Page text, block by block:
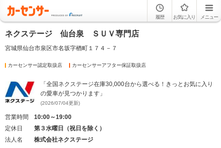
履歴 お気に入り メニュー
ネクステージ 仙台泉 ＳＵＶ専門店
宮城県仙台市泉区市名坂字楢町１７４－７
カーセンサー認定取扱店 カーセンサーアフター保証取扱店
「全国ネクステージ在庫30,000台から選べる！きっとお気に入り
の愛車が見つかります」
(2026/07/04更新)
営業時間
10:00～19:00
定休日
第３水曜日（祝日を除く）
法人名
株式会社ネクステージ